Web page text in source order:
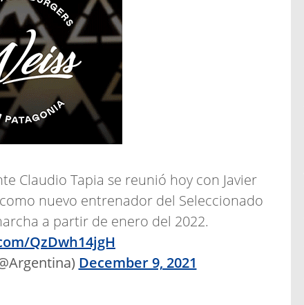
Claudio Tapia se reunió hoy con Javier
nuevo entrenador del Seleccionado
a partir de enero del 2022.
QzDwh14jgH
December 9, 2021